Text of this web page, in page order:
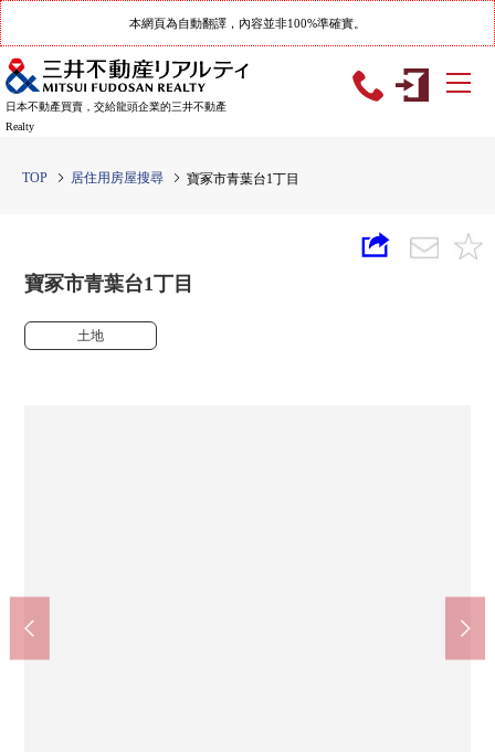
本網頁為自動翻譯，內容並非100%準確實。
日本不動產買賣，交給龍頭企業的三井不動產
Realty
TOP 居住用房屋搜尋 寶冢市青葉台1丁目
寶冢市青葉台1丁目
土地